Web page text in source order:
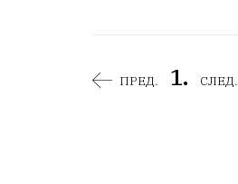
ПРЕД. 1. СЛЕД.